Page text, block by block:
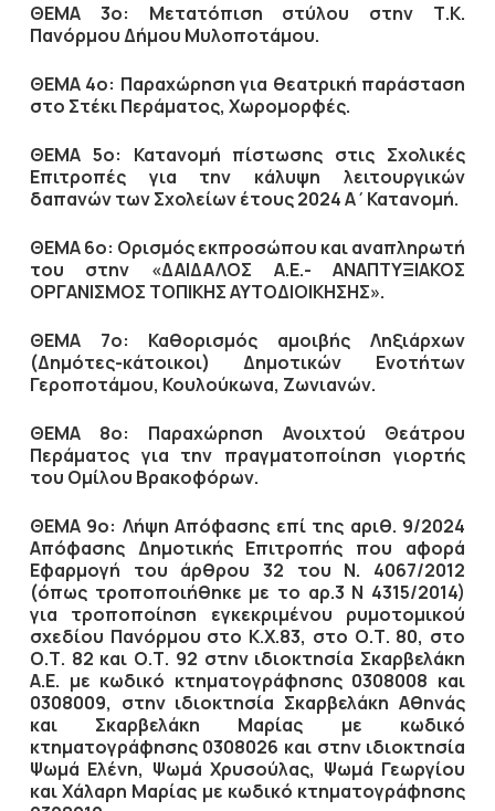
ΘΕΜΑ 3ο: Μετατόπιση στύλου στην Τ.Κ.
Πανόρμου Δήμου Μυλοποτάμου.
ΘΕΜΑ 4ο: Παραχώρηση για θεατρική παράσταση
στο Στέκι Περάματος, Χωρομορφές.
ΘΕΜΑ 5ο: Κατανομή πίστωσης στις Σχολικές
Επιτροπές για την κάλυψη λειτουργικών
δαπανών των Σχολείων έτους 2024 Α΄Κατανομή.
ΘΕΜΑ 6ο: Ορισμός εκπροσώπου και αναπληρωτή
του στην «ΔΑΙΔΑΛΟΣ Α.Ε.- ΑΝΑΠΤΥΞΙΑΚΟΣ
ΟΡΓΑΝΙΣΜΟΣ ΤΟΠΙΚΗΣ ΑΥΤΟΔΙΟΙΚΗΣΗΣ».
ΘΕΜΑ 7ο: Καθορισμός αμοιβής Ληξιάρχων
(Δημότες-κάτοικοι) Δημοτικών Ενοτήτων
Γεροποτάμου, Κουλούκωνα, Ζωνιανών.
ΘΕΜΑ 8ο: Παραχώρηση Ανοιχτού Θεάτρου
Περάματος για την πραγματοποίηση γιορτής
του Ομίλου Βρακοφόρων.
ΘΕΜΑ 9ο: Λήψη Απόφασης επί της αριθ. 9/2024
Απόφασης Δημοτικής Επιτροπής που αφορά
Εφαρμογή του άρθρου 32 του Ν. 4067/2012
(όπως τροποποιήθηκε με το αρ.3 Ν 4315/2014)
για τροποποίηση εγκεκριμένου ρυμοτομικού
σχεδίου Πανόρμου στο Κ.Χ.83, στο Ο.Τ. 80, στο
Ο.Τ. 82 και Ο.Τ. 92 στην ιδιοκτησία Σκαρβελάκη
Α.Ε. με κωδικό κτηματογράφησης 0308008 και
0308009, στην ιδιοκτησία Σκαρβελάκη Αθηνάς
και Σκαρβελάκη Μαρίας με κωδικό
κτηματογράφησης 0308026 και στην ιδιοκτησία
Ψωμά Ελένη, Ψωμά Χρυσούλας, Ψωμά Γεωργίου
και Χάλαρη Μαρίας με κωδικό κτηματογράφησης